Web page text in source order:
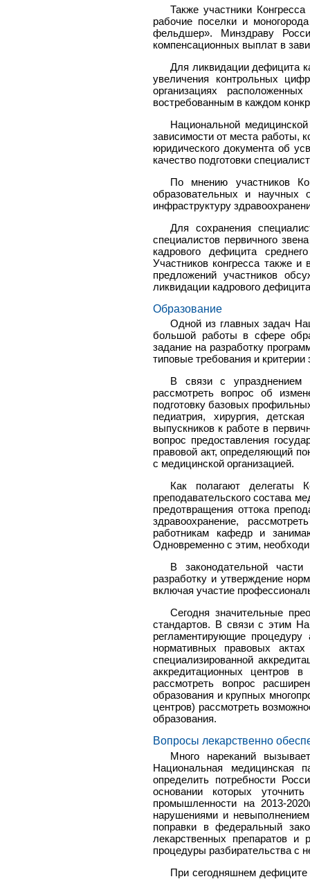
Также участники
рабочие поселки и
фельдшер». Минздраву
компенсационных выплат в
Для ликвидации дефицита
увеличения контрольных
организациях
востребованным в каждом
Национальной
зависимости от места работы,
юридического документа об
качество подготовки
По мнению участников
образовательных и научных
инфраструктуру
Для сохранения
специалистов первичного
кадрового дефицита
Участников конгресса также
предложений участников
ликвидации кадрового
Образование
Одной из главных задач
большой работы в сфере
задание на разработку
типовые требования и
В связи с упразднением
рассмотреть вопрос об
подготовку базовых
педиатрия, хирургия,
выпускников к работе в
вопрос предоставления
правовой акт, определяющий
с медицинской организацией.
Как полагают делегаты
преподавательского состава
предотвращения оттока
здравоохранение,
работникам кафедр и
Одновременно с этим,
В законодательной
разработку и утверждение
включая участие
Сегодня значительные
стандартов. В связи с этим
регламентирующие процедуру
нормативных правовых
специализированной
аккредитационных центров
рассмотреть вопрос
образования и крупных
центров) рассмотреть
образования.
Вопросы лекарственно
Много нареканий
Национальная медицинская
определить потребности
основании которых
промышленности на 2013-
нарушениями и
поправки в федеральный
лекарственных препаратов и
процедуры разбирательства с
При сегодняшнем дефиците